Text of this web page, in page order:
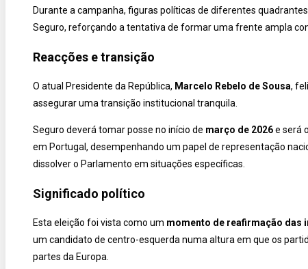
Durante a campanha, figuras políticas de diferentes
Seguro, reforçando a tentativa de formar uma frente ampla
Reacções e transição
O atual Presidente da República, Marcelo Rebelo de Sousa,
assegurar uma transição institucional tranquila.
Seguro deverá tomar posse no início de março de 2026e será o
em Portugal, desempenhando um papel de representação
dissolver o Parlamento em situações específicas.
Significado político
Esta eleição foi vista como um momento de reafirmação
um candidato de centro-esquerda numa altura em que os
partes da Europa.